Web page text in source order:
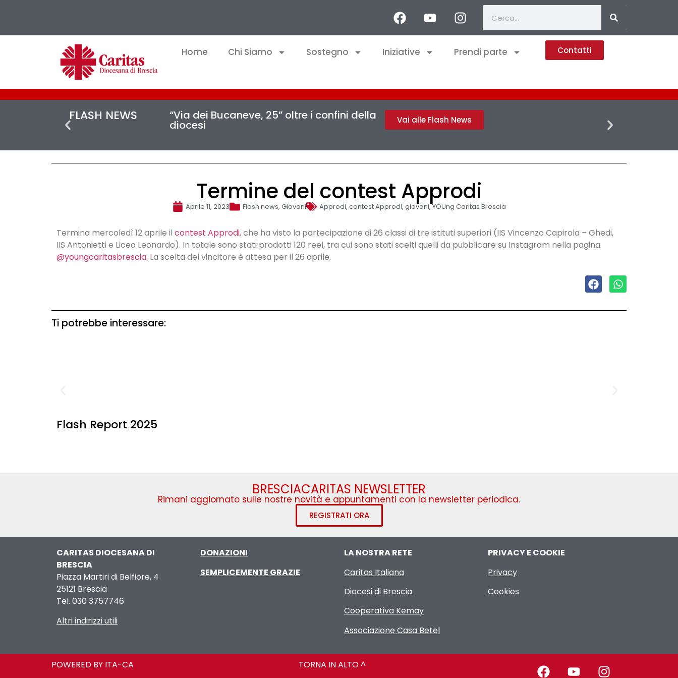
Home Chi Siamo Sostegno Iniziative Prendi parte Contatti
FLASH NEWS “Via dei Bucaneve, 25” oltre i confini della
diocesi Vai alle Flash News
Termine del contest Approdi
Aprile 11, 2023 Flash news, Giovani Approdi, contest Approdi, giovani,YOUng Caritas Brescia
Termina mercoledì 12 aprile il contest Approdi, che ha visto la partecipazione di 26 classi di tre istituti superiori (IIS Vincenzo Capirola – Ghedi,
IIS Antonietti e Liceo Leonardo). In totale sono stati prodotti 120 reel, tra cui sono stati scelti quelli da pubblicare su Instagram nella pagina
@youngcaritasbrescia. La scelta del vincitore è attesa per il 26 aprile.
Ti potrebbe interessare:
Flash Report 2025
BRESCIACARITAS NEWSLETTER
Rimani aggiornato sulle nostre novità e appuntamenti con la newsletter periodica.
REGISTRATI ORA
CARITAS DIOCESANA DI
BRESCIA
Piazza Martiri di Belfiore, 4
25121 Brescia
Tel. 030 3757746
Altri indirizzi utili
DONAZIONI
SEMPLICEMENTE GRAZIE
LA NOSTRA RETE
Caritas Italiana
Diocesi di Brescia
Cooperativa Kemay
Associazione Casa Betel
PRIVACY E COOKIE
Privacy
Cookies
POWERED BY ITA-CA TORNA IN ALTO ^